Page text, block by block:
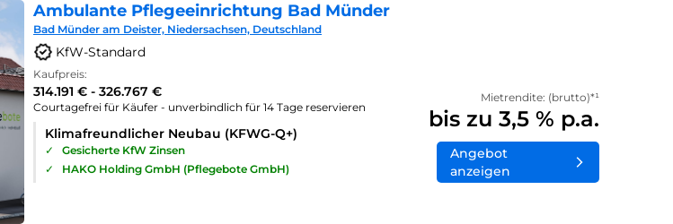
Ambulante Pflegeeinrichtung Bad Münder
Bad Münder am Deister, Niedersachsen, Deutschland
KfW-Standard
Kaufpreis:
314.191 € - 326.767 €
Courtagefrei für Käufer - unverbindlich für 14 Tage reservieren
Klimafreundlicher Neubau (KFWG-Q+)
✓
Gesicherte KfW Zinsen
✓
HAKO Holding GmbH (Pflegebote GmbH)
Mietrendite: (brutto)*¹
bis zu 3,5 % p.a.
Angebot
anzeigen